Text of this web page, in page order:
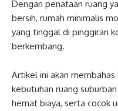
Dengan penataan ruang
bersih, rumah minimalis
yang tinggal di pinggiran
berkembang.
Artikel ini akan
kebutuhan ruang
hemat biaya, serta cocok